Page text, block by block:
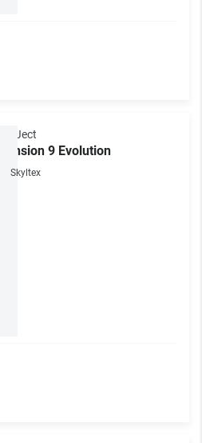
Pro-Ject
Xtension 9 Evolution
Skyltex